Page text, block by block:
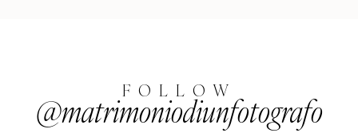
FOLLOW
@matrimoniodiunfotografo